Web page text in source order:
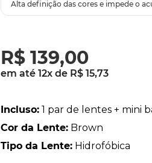
R$ 139,00
em até12x de R$ 15,73
Incluso: 1 par de lentes + mini
Cor da Lente: Brown
Tipo da Lente: Hidrofóbica